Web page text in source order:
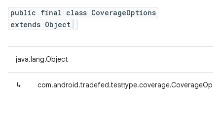
public final class CoverageOptions
extends Object
java.lang.Object
↳